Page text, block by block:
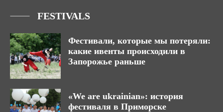
FESTIVALS
Фестивали, которые мы потеряли:
какие ивенты происходили в
Запорожье раньше
«We are ukrainian»: история
фестиваля в Приморске